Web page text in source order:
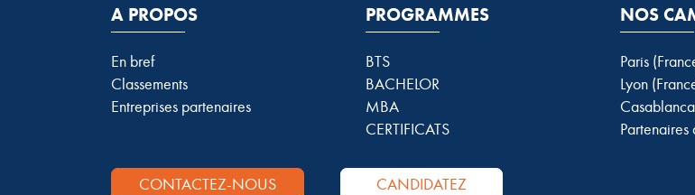
A PROPOS
En bref
Classements
Entreprises partenaires
PROGRAMMES
BTS
BACHELOR
MBA
CERTIFICATS
CONTACTEZ-NOUS CANDIDATEZ
NOS
Paris
Lyon